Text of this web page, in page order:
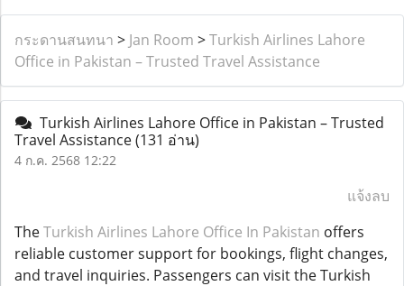
กระดานสนทนา > Jan Room >Turkish Airlines Lahore
Office in Pakistan – Trusted Travel Assistance
Turkish Airlines Lahore Office in Pakistan – Trusted
Travel Assistance(131 อ่าน)
4 ก.ค. 2568 12:22
แจ้งลบ
TheTurkish Airlines Lahore Office In Pakistan offers
reliable customer support for bookings, flight changes,
and travel inquiries. Passengers can visit the Turkish